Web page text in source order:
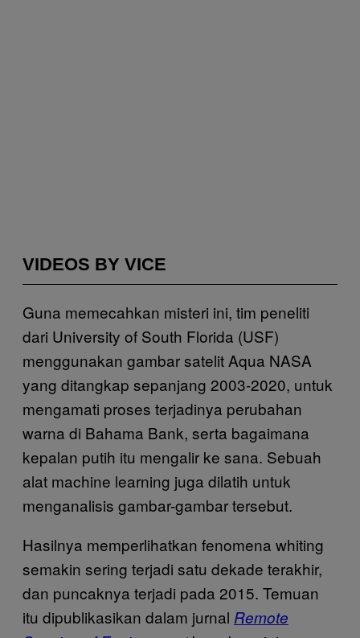
VIDEOS BY VICE
Guna memecahkan misteri ini, tim peneliti
dari University of South Florida (USF)
menggunakan gambar satelit Aqua NASA
yang ditangkap sepanjang 2003-2020, untuk
mengamati proses terjadinya perubahan
warna di Bahama Bank, serta bagaimana
kepalan putih itu mengalir ke sana. Sebuah
alat machine learning juga dilatih untuk
menganalisis gambar-gambar tersebut.
Hasilnya memperlihatkan fenomena whiting
semakin sering terjadi satu dekade terakhir,
dan puncaknya terjadi pada 2015. Temuan
itu dipublikasikan dalam jurnal Remote